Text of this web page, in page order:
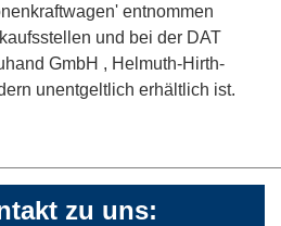
entnommen
und bei der DAT
GmbH , Helmuth-Hirth-
unentgeltlich erhältlich ist.
zu uns: